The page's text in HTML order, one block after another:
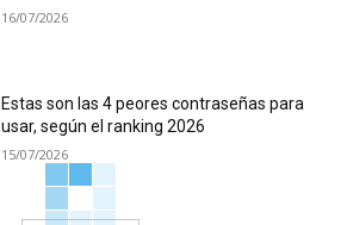
16/07/2026
Estas son las 4 peores contraseñas para
usar, según el ranking 2026
15/07/2026